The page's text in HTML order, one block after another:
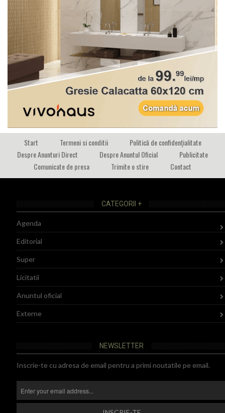
Start Termeni si conditii
Politică de confidențialitate
Despre Anunturi Direct
Despre Anuntul Oficial
Publicitate
Comunicate de presa
Trimite o stire Contact
CATEGORII +
Agenda
Editorial
Super
Licitatii
Anuntul oficial
Externe
NEWSLETTER
Inscrie-te cu adresa de email pentru a primi noutatile pe email.